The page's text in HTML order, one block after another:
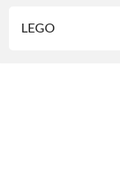
LEGO